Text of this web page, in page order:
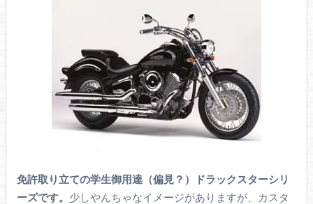
免許取り立ての学生御用達（偏見？）ドラックスターシリ
ーズです。 少しやんちゃなイメージがありますが、カスタ